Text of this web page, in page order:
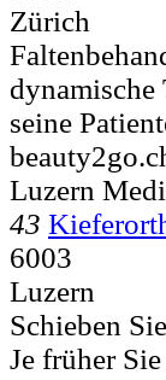
Zürich
seine
Luzern
43
6003
Luzern
Schieben
Je früher